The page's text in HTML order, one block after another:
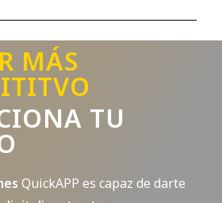
MÁS
TU
QuickAPP es capaz de darte